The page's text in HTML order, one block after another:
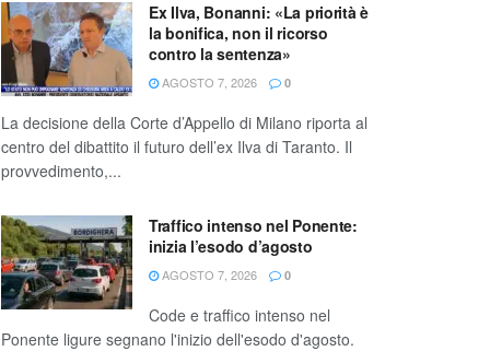
Ex Ilva, Bonanni: «La priorità è
la bonifica, non il ricorso
contro la sentenza»
AGOSTO 7, 2026 0
La decisione della Corte d’Appello di Milano riporta al
centro del dibattito il futuro dell’ex Ilva di Taranto. Il
provvedimento,...
Traffico intenso nel Ponente:
inizia l’esodo d’agosto
AGOSTO 7, 2026 0
Code e traffico intenso nel
Ponente ligure segnano l'inizio dell'esodo d'agosto.